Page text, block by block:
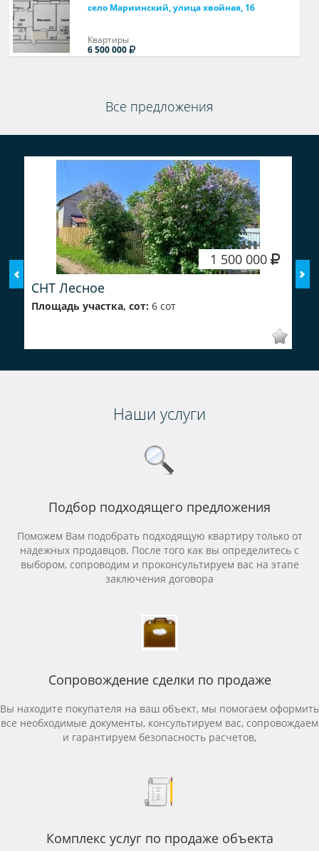
село Мариинский, улица хвойная, 16
Квартиры
6 500 000
Все предложения
СНТ Лесное
1 500 000
Площадь участка, сот:6 сот
Наши услуги
Подбор подходящего предложения
Поможем Вам подобрать подходящую квартиру только от
надежных продавцов. После того как вы определитесь с
выбором, сопроводим и проконсультируем вас на этапе
заключения договора
Сопровождение сделки по продаже
Вы находите покупателя на ваш объект, мы помогаем оформить
все необходимые документы, консультируем вас, сопровождаем
и гарантируем безопасность расчетов,
Комплекс услуг по продаже объекта